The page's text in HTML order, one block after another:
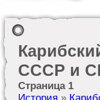
СССР и
Страница 1